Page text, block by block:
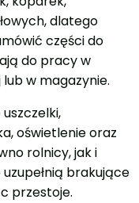
dlatego
części do
do pracy w
w magazynie.
oświetlenie oraz
rolnicy, jak i
brakujące
przestoje.